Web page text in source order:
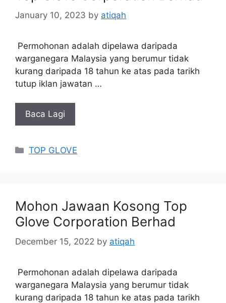
January 10, 2023 by atiqah
Permohonan adalah dipelawa daripada
warganegara Malaysia yang berumur tidak
kurang daripada 18 tahun ke atas pada tarikh
tutup iklan jawatan …
Baca Lagi
Categories
TOP GLOVE
Mohon Jawaan Kosong Top
Glove Corporation Berhad
December 15, 2022 by atiqah
Permohonan adalah dipelawa daripada
warganegara Malaysia yang berumur tidak
kurang daripada 18 tahun ke atas pada tarikh